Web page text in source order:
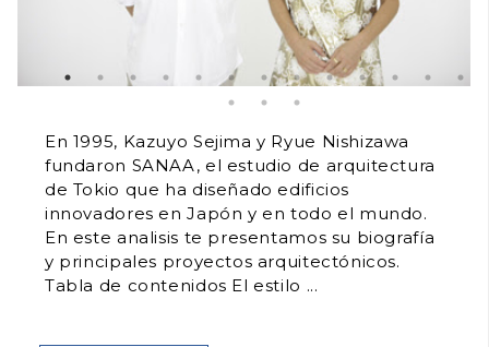
En 1995, Kazuyo Sejima y Ryue Nishizawa
fundaron SANAA, el estudio de arquitectura
de Tokio que ha diseñado edificios
innovadores en Japón y en todo el mundo.
En este analisis te presentamos su biografía
y principales proyectos arquitectónicos.
Tabla de contenidos El estilo